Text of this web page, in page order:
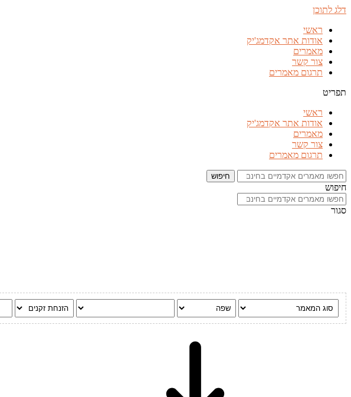
דלג לתוכן
ראשי
אודות אתר אקדמג'יק
מאמרים
צור קשר
תרגום מאמרים
תפריט
ראשי
אודות אתר אקדמג'יק
מאמרים
צור קשר
תרגום מאמרים
חיפוש
חיפוש
סגור